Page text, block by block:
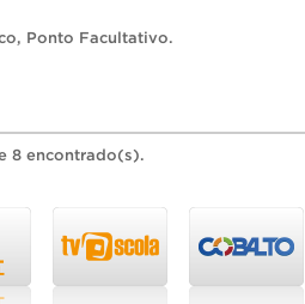
, Ponto Facultativo.
8 encontrado(s).